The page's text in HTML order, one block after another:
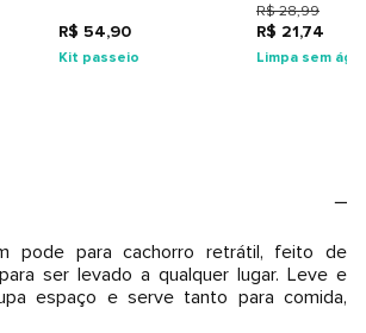
R$ 54,90
Kit passeio
R$ 28,99
R$ 21,74
Limpa sem
pode para cachorro retrátil, feito de
ser levado a qualquer lugar. Leve e
espaço e serve tanto para comida,